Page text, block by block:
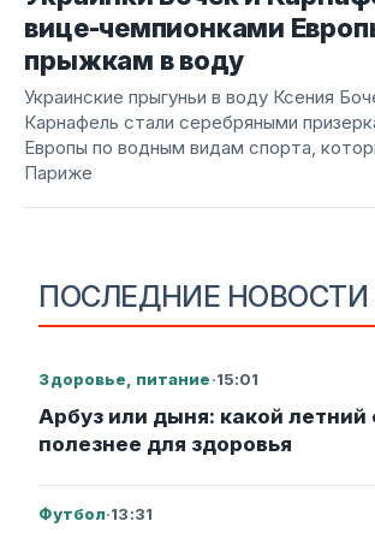
ПОСЛЕДНИЕ НОВОСТИ
Здоровье, питание·15:01
Арбуз или дыня: какой летний
полезнее для здоровья
Футбол·13:31
вице-чемпионками
прыжкам в воду
Украинские прыгуньи в воду Ксения
Карнафель стали серебряными
Европы по водным видам спорта,
Париже